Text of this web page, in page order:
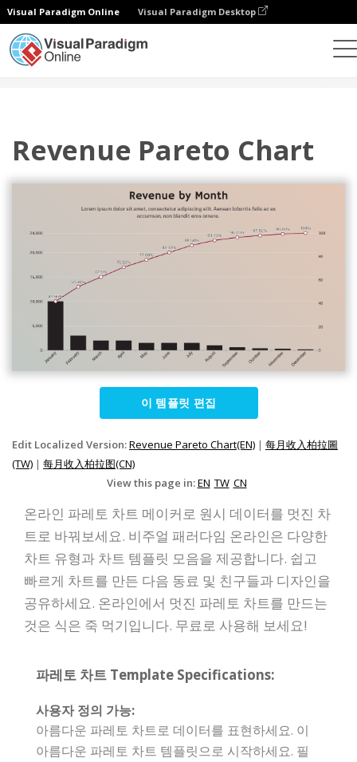
Visual Paradigm Online Visual Paradigm Desktop
Revenue Pareto Chart
이 템플릿 편집
Edit Localized Version:Revenue Pareto Chart(EN) | 每月收入柏拉圖
(TW) | 每月收入柏拉图(CN)
View this page in:EN TW CN
온라인 파레토 차트 메이커로 원시 데이터를 멋진 차
트로 바꿔보세요. 비주얼 패러다임 온라인은 다양한
차트 유형과 차트 템플릿 모음을 제공합니다. 쉽고
빠르게 차트를 만든 다음 동료 및 친구들과 디자인을
공유하세요. 온라인에서 멋진 파레토 차트를 만드는
것은 식은 죽 먹기입니다. 무료로 사용해 보세요!
파레토 차트 Template Specifications:
사용자 정의 가능:
아름다운 파레토 차트로 데이터를 표현하세요. 이
아름다운 파레토 차트 템플릿으로 시작하세요. 필